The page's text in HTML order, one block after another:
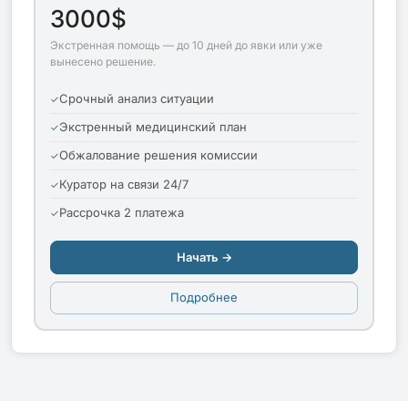
3000$
Экстренная помощь — до 10 дней до явки или уже
вынесено решение.
Срочный анализ ситуации
Экстренный медицинский план
Обжалование решения комиссии
Куратор на связи 24/7
Рассрочка 2 платежа
Начать →
Подробнее